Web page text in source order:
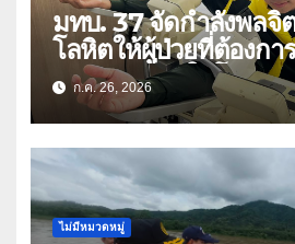
มทบ. 37 จัดกำลังพลจิ
โลหิตให้ผู้ป่วยที่ต้องกา
เร่งด่วน เนื่องในโอกาสวั
พระชนมพรรษา 74 พร
เป็นพระราชกุศลแด่พร
พระเจ้าอยู่หัว
ก.ค. 26, 2026
ไม่มีหมวดหมู่